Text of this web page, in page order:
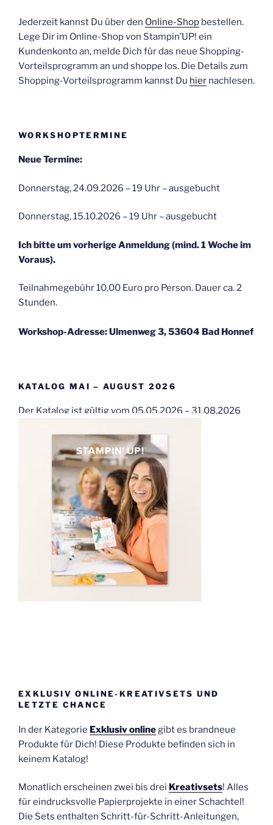
Jederzeit kannst Du über den Online-Shop bestellen.
Lege Dir im Online-Shop von Stampin’UP! ein
Kundenkonto an, melde Dich für das neue Shopping-
Vorteilsprogramm an und shoppe los. Die Details zum
Shopping-Vorteilsprogramm kannst Du hier nachlesen.
WORKSHOPTERMINE
Neue Termine:
Donnerstag, 24.09.2026 – 19 Uhr – ausgebucht
Donnerstag, 15.10.2026 – 19 Uhr – ausgebucht
Ich bitte um vorherige Anmeldung (mind. 1 Woche im
Voraus).
Teilnahmegebühr 10,00 Euro pro Person. Dauer ca. 2
Stunden.
Workshop-Adresse: Ulmenweg 3, 53604 Bad Honnef
KATALOG MAI – AUGUST 2026
Der Katalog ist gültig vom 05.05.2026 – 31.08.2026
EXKLUSIV ONLINE-KREATIVSETS UND
LETZTE CHANCE
In der Kategorie Exklusiv onlinegibt es brandneue
Produkte für Dich! Diese Produkte befinden sich in
keinem Katalog!
Monatlich erscheinen zwei bis drei Kreativsets! Alles
für eindrucksvolle Papierprojekte in einer Schachtel!
Die Sets enthalten Schritt-für-Schritt-Anleitungen,